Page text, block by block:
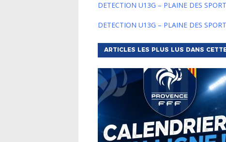
DETECTION U13G – PLAINE DES
DETECTION U13G – PLAINE DES
ARTICLES LES PLUS LUS DANS